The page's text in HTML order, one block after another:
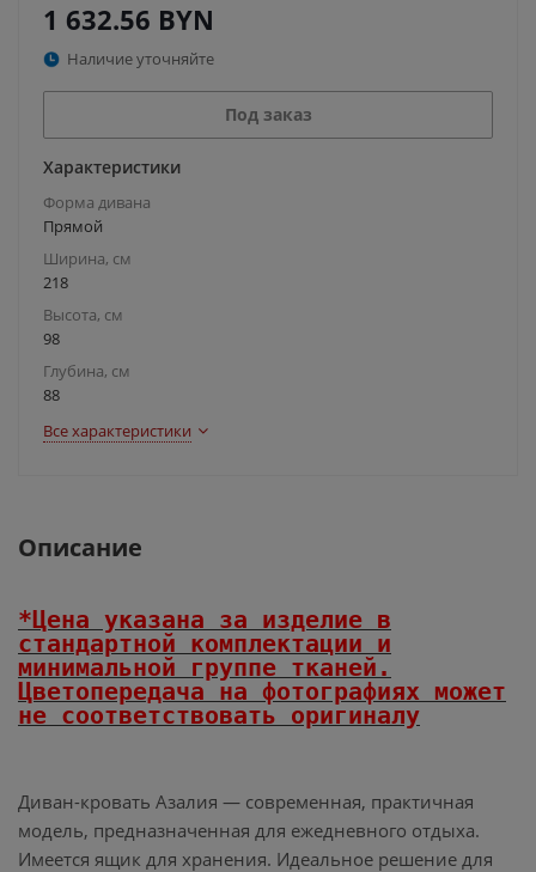
1 632.56 BYN
Наличие уточняйте
Под заказ
Характеристики
Форма дивана
Прямой
Ширина, см
218
Высота, см
98
Глубина, см
88
Все характеристики
Описание
*Цена указана за изделие в
стандартной комплектации и
минимальной группе тканей.
Цветопередача на фотографиях может
не соответствовать оригиналу
Диван-кровать Азалия — современная, практичная
модель, предназначенная для ежедневного отдыха.
Имеется ящик для хранения. Идеальное решение для